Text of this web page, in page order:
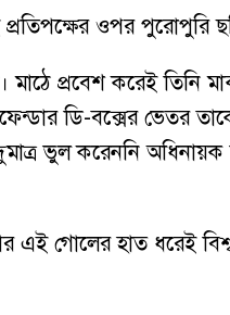
ওপর পুরোপুরি
প্রবেশ করেই তিনি
ডি-বক্সের ভেতর
ভুল করেননি
গোলের হাত ধরেই